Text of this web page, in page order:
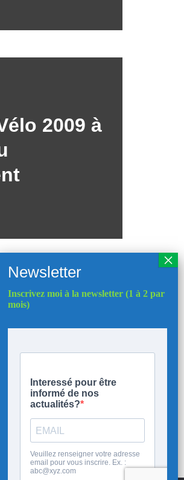
2009 à
Inscrivez moi à la newsletter (1 à 2 par
mois)